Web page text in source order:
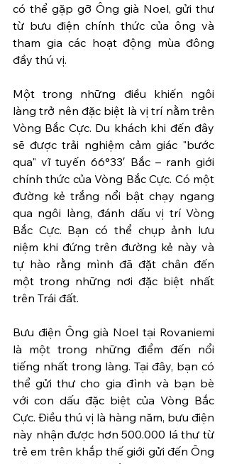
có thể gặp gỡ Ông già Noel, gửi thư
từ bưu điện chính thức của ông và
tham gia các hoạt động mùa đông
đầy thú vị.
Một trong những điều khiến ngôi
làng trở nên đặc biệt là vị trí nằm trên
Vòng Bắc Cực. Du khách khi đến đây
sẽ được trải nghiệm cảm giác "bước
qua" vĩ tuyến 66°33′ Bắc – ranh giới
chính thức của Vòng Bắc Cực. Có một
đường kẻ trắng nổi bật chạy ngang
qua ngôi làng, đánh dấu vị trí Vòng
Bắc Cực. Bạn có thể chụp ảnh lưu
niệm khi đứng trên đường kẻ này và
tự hào rằng mình đã đặt chân đến
một trong những nơi đặc biệt nhất
trên Trái đất.
Bưu điện Ông già Noel tại Rovaniemi
là một trong những điểm đến nổi
tiếng nhất trong làng. Tại đây, bạn có
thể gửi thư cho gia đình và bạn bè
với con dấu đặc biệt của Vòng Bắc
Cực. Điều thú vị là hàng năm, bưu điện
này nhận được hơn 500.000 lá thư từ
trẻ em trên khắp thế giới gửi đến Ông